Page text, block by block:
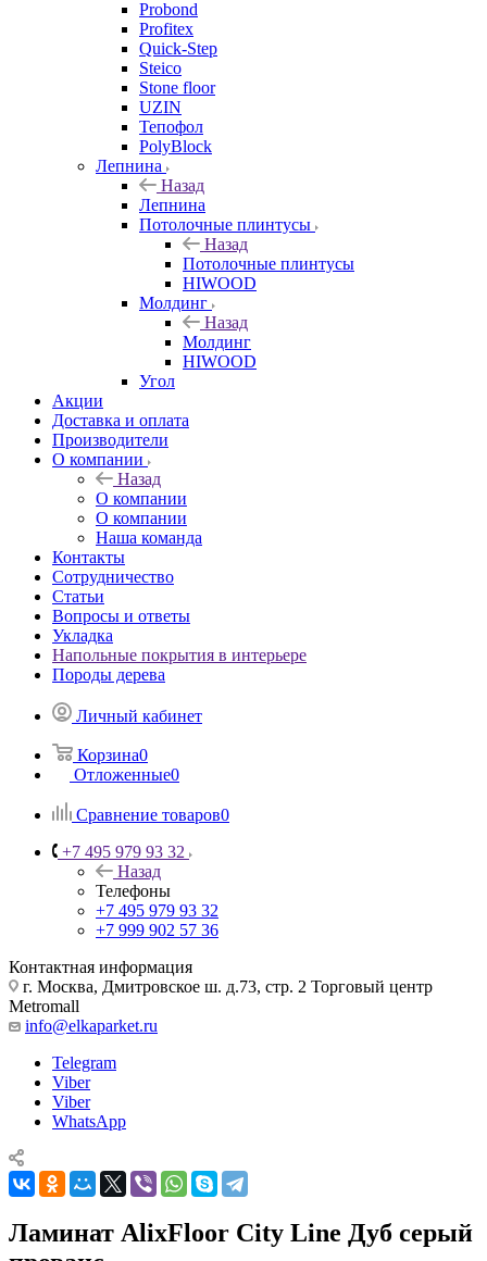
Probond
Profitex
Quick-Step
Steico
Stone floor
UZIN
Тепофол
PolyBlock
Лепнина
Назад
Лепнина
Потолочные плинтусы
Назад
Потолочные плинтусы
HIWOOD
Молдинг
Назад
Молдинг
HIWOOD
Угол
Акции
Доставка и оплата
Производители
О компании
Назад
О компании
О компании
Наша команда
Контакты
Сотрудничество
Статьи
Вопросы и ответы
Укладка
Напольные покрытия в интерьере
Породы дерева
Личный кабинет
Корзина0
Отложенные0
Сравнение товаров0
+7 495 979 93 32
Назад
Телефоны
+7 495 979 93 32
+7 999 902 57 36
Контактная информация
г. Москва, Дмитровское ш. д.73, стр. 2 Торговый центр
Metromall
info@elkaparket.ru
Telegram
Viber
Viber
WhatsApp
Ламинат AlixFloor City Line Дуб серый